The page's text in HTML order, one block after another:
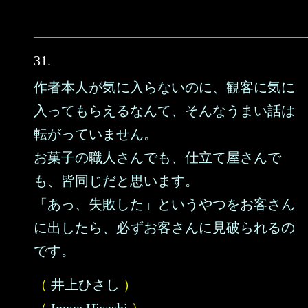
31.
作者本人が気に入らないのに、観客に気に
入ってもらえるなんて、そんなうまい話は
転がっていません。
お菓子の職人さんでも、仕立て屋さんで
も、皆同じだと思います。
「あっ、失敗した」というやつをお客さん
に出したら、必ずお客さんに見破られるの
です。
（ 井上ひさし ）